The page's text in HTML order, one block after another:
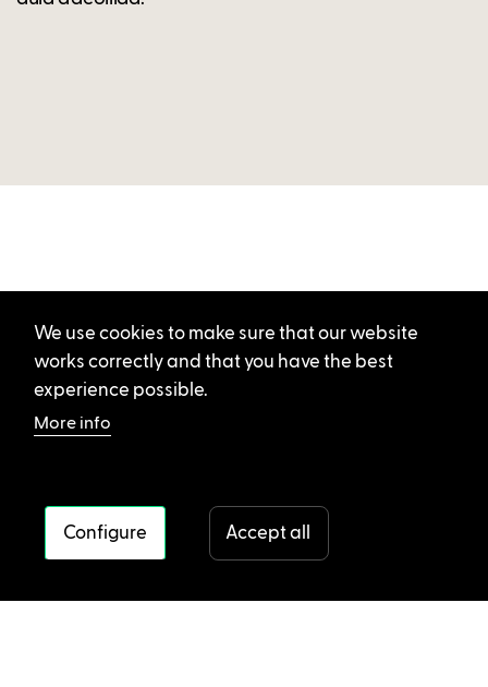
We use cookies to make sure that our website
works correctly and that you have the best
experience possible.
More info
Configure Accept all